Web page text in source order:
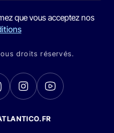
que vous acceptez nos
droits réservés.